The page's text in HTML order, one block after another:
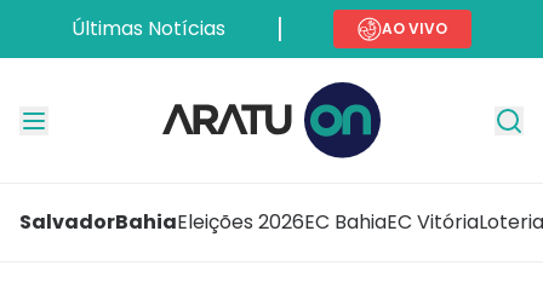
Últimas Notícias AO VIVO
SalvadorBahiaEleições 2026EC BahiaEC Vitória